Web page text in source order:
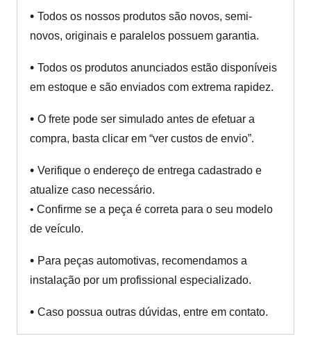
• Todos os nossos produtos são novos, semi-
novos, originais e paralelos possuem garantia.
• Todos os produtos anunciados estão disponíveis
em estoque e são enviados com extrema rapidez.
• O frete pode ser simulado antes de efetuar a
compra, basta clicar em “ver custos de envio”.
• Verifique o endereço de entrega cadastrado e
atualize caso necessário.
• Confirme se a peça é correta para o seu modelo
de veículo.
• Para peças automotivas, recomendamos a
instalação por um profissional especializado.
• Caso possua outras dúvidas, entre em contato.